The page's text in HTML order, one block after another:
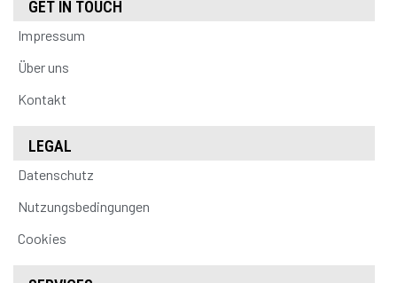
GET IN TOUCH
Impressum
Über uns
Kontakt
LEGAL
Datenschutz
Nutzungsbedingungen
Cookies